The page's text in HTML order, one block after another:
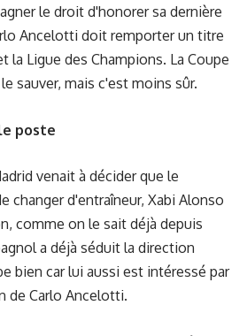
le droit d'honorer sa dernière
Ancelotti doit remporter un titre
la Ligue des Champions. La Coupe
sauver, mais c'est moins sûr.
poste
venait à décider que le
changer d'entraîneur, Xabi Alonso
comme on le sait déjà depuis
a déjà séduit la direction
bien car lui aussi est intéressé par
de Carlo Ancelotti.